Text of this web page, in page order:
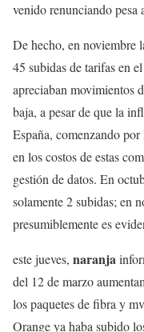
venido renunciando pesa
De hecho, en noviembre
45 subidas de tarifas en
apreciaban movimientos
baja, a pesar de que la
España, comenzando
en los costos de estas
gestión de datos. En
solamente 2 subidas; en
presumiblemente es
este jueves, naranja
del 12 de marzo
los paquetes de fibra y
Orange ya haba subido